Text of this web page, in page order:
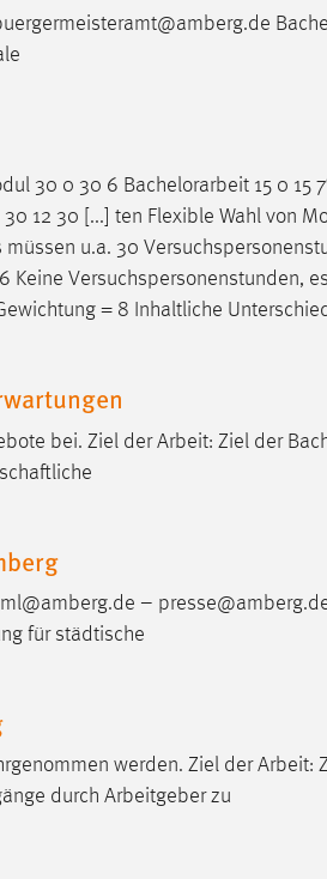
30 0 30 6 Bachelorarbeit 15 0 15
12 30 [...] ten Flexible Wahl von
müssen u.a. 30
Versuchspersonenstunden,
= 8 Inhaltliche
bei. Ziel der Arbeit: Ziel der
–
für städtische
werden. Ziel der Arbeit:
durch Arbeitgeber zu